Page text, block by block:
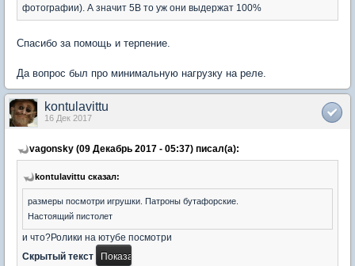
фотографии). А значит 5В то уж они выдержат 100%
Спасибо за помощь и терпение.
Да вопрос был про минимальную нагрузку на реле.
kontulavittu
16 Дек 2017
vagonsky (09 Декабрь 2017 - 05:37) писал(а):
kontulavittu сказал:
размеры посмотри игрушки. Патроны бутафорские.
Настоящий пистолет
и что?Ролики на ютубе посмотри
Скрытый текст